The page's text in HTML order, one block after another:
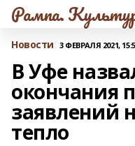
Рампа.
Новости 3 ФЕВРАЛЯ 2021,
В Уфе
окончания
заявлений
тепло